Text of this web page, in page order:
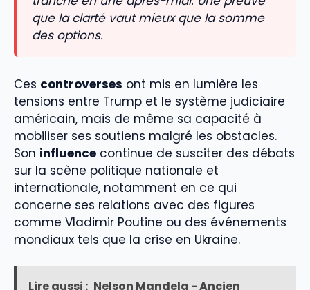
que la clarté vaut mieux que la somme
des options.
Ces controverses ont mis en lumière les
tensions entre Trump et le système judiciaire
américain, mais de même sa capacité à
mobiliser ses soutiens malgré les obstacles.
Son influence continue de susciter des débats
sur la scène politique nationale et
internationale, notamment en ce qui
concerne ses relations avec des figures
comme Vladimir Poutine ou des événements
mondiaux tels que la crise en Ukraine.
Lire aussi : Nelson Mandela - Ancien